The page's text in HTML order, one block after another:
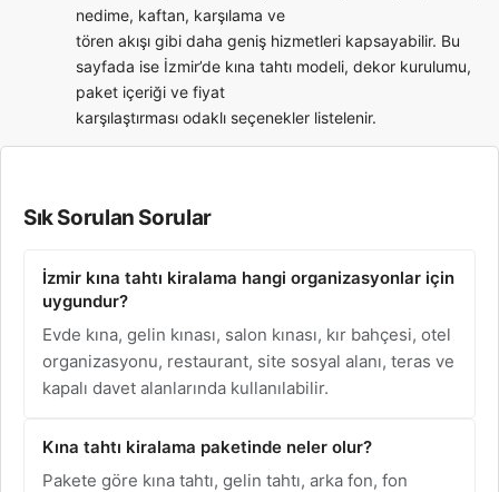
nedime, kaftan, karşılama ve
tören akışı gibi daha geniş hizmetleri kapsayabilir. Bu
sayfada ise İzmir’de kına tahtı modeli, dekor kurulumu,
paket içeriği ve fiyat
karşılaştırması odaklı seçenekler listelenir.
Sık Sorulan Sorular
İzmir kına tahtı kiralama hangi organizasyonlar için
uygundur?
Evde kına, gelin kınası, salon kınası, kır bahçesi, otel
organizasyonu, restaurant, site sosyal alanı, teras ve
kapalı davet alanlarında kullanılabilir.
Kına tahtı kiralama paketinde neler olur?
Pakete göre kına tahtı, gelin tahtı, arka fon, fon